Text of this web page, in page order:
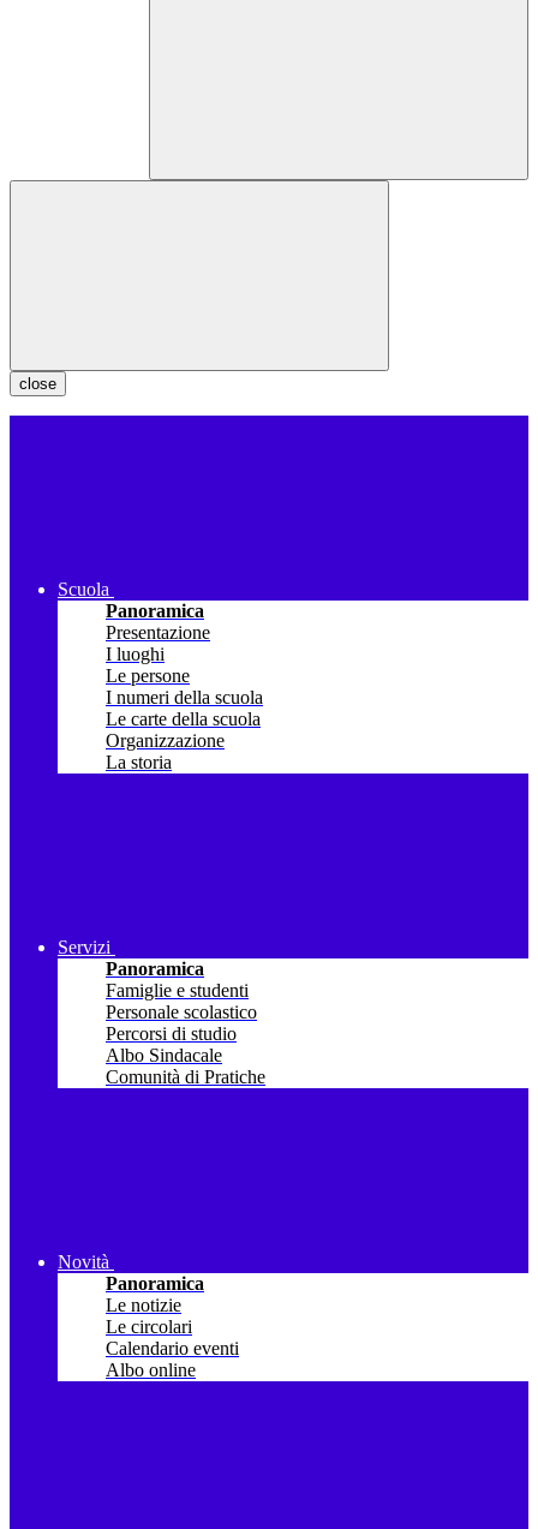
close
Scuola
Panoramica
Presentazione
I luoghi
Le persone
I numeri della scuola
Le carte della scuola
Organizzazione
La storia
Servizi
Panoramica
Famiglie e studenti
Personale scolastico
Percorsi di studio
Albo Sindacale
Comunità di Pratiche
Novità
Panoramica
Le notizie
Le circolari
Calendario eventi
Albo online